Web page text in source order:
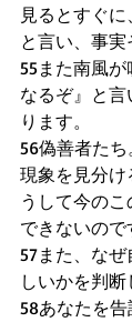
見るとすぐに
と言い、事実
55また南風
なるぞ』と
ります。
56偽善者た
現象を見分
うして今の
できないので
57また、な
しいかを判断
58あなたを